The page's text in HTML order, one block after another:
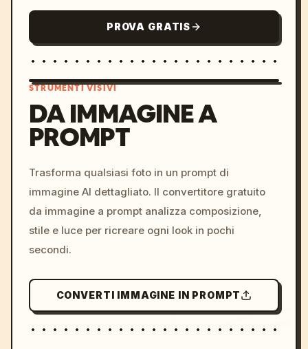
PROVA GRATIS
colors, 8k --v 6.0
STRUMENTI VISIVI
DA IMMAGINE A
PROMPT
Trasforma qualsiasi foto in un prompt di
immagine AI dettagliato. Il convertitore gratuito
da immagine a prompt analizza composizione,
stile e luce per ricreare ogni look in pochi
secondi.
CONVERTI IMMAGINE IN PROMPT